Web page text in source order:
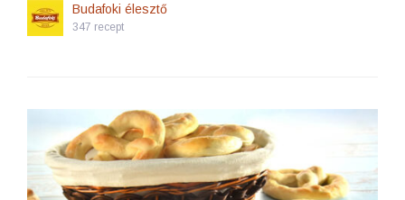
Budafoki élesztő
347 recept